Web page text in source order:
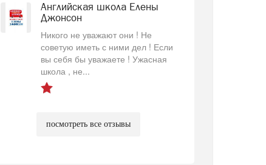
Английская школа Елены
Джонсон
Никого не уважают они ! Не
советую иметь с ними дел ! Если
вы себя бы уважаете ! Ужасная
школа , не...
посмотреть все отзывы